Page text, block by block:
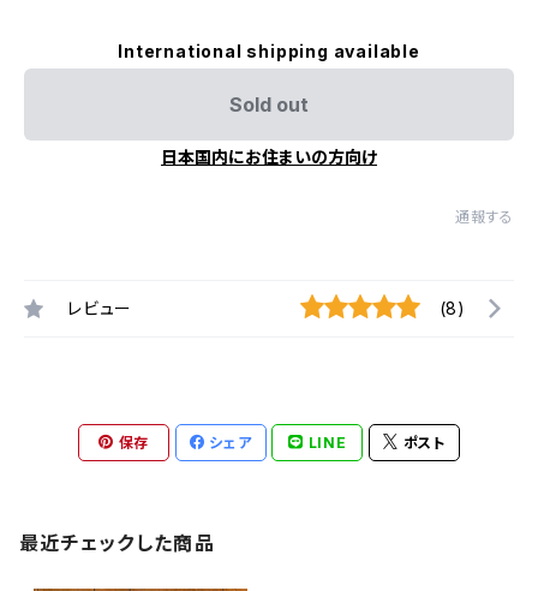
International shipping available
Sold out
日本国内にお住まいの方向け
通報する
レビュー (8)
保存 シェア LINE ポスト
最近チェックした商品